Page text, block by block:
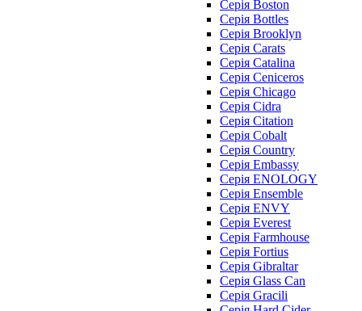
Серія Boston
Серія Bottles
Серія Brooklyn
Серія Carats
Серія Catalina
Серія Ceniceros
Серія Chicago
Серія Cidra
Серія Citation
Серія Cobalt
Серія Country
Серія Embassy
Серія ENOLOGY
Серія Ensemble
Серія ENVY
Серія Everest
Серія Farmhouse
Серія Fortius
Серія Gibraltar
Серія Glass Can
Серія Gracili